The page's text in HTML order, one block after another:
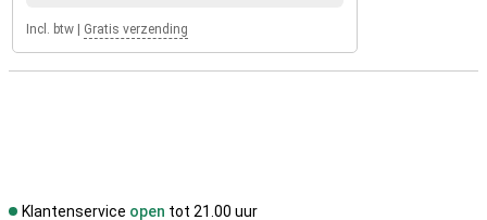
Incl. btw Gratis verzending
Klantenservice open tot 21.00 uur